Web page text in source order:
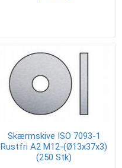
Skærmskive ISO 7093-1
Rustfri A2 M12-(Ø13x37x3)
(250 Stk)